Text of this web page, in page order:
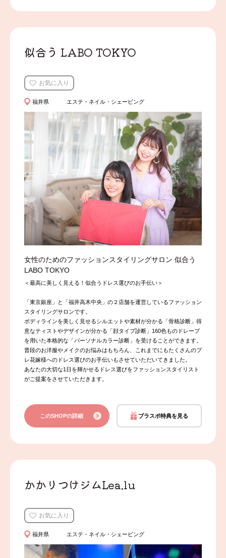
似合う LABO TOKYO
お気に入り
福井県 エステ・ネイル・シェービング
女性のためのファッションスタイリングサロン 似合う
LABO TOKYO
＜最高に美しく見える！似合うドレス選びのお手伝い＞
「東京銀座」と「福井高木中央」の２店舗を運営しているファッション
スタイリングサロンです。
ボディラインを美しく見せるシルエットや素材が分かる「骨格診断」得
意なティストやデザインが分かる「顔タイプ診断」160色ものドレープ
を用いた本格的な「パーソナルカラー診断」を受けることができます。
普段のお洋服やメイクのお悩みはもちろん、これまでにもたくさんのプ
レ花嫁様へのドレス選びのお手伝いもさせていただいてきました。
あなたの大切な1日を輝かせるドレス選びをファッションスタイリスト
がご提案をさせていただきます。
このSHOPの詳細 ブラスポ特典を見る
かかりつけジムLea.lu
お気に入り
福井県 エステ・ネイル・シェービング